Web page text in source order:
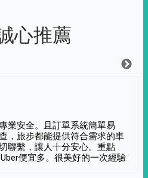
心推薦
業安全。且訂單系統簡單易
，旅步都能提供符合需求的車
聯繫，讓人十分安心。重點
便宜多。很美好的一次經驗